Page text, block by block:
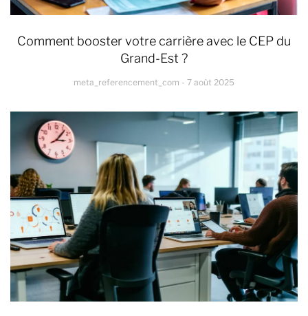
Comment booster votre carrière avec le CEP du
Grand-Est ?
meta_referencement_com 7 août 2025